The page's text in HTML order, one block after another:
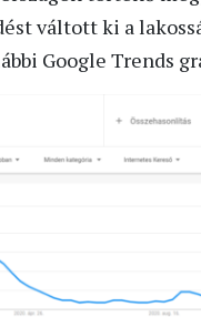
váltott ki a
Google Trends